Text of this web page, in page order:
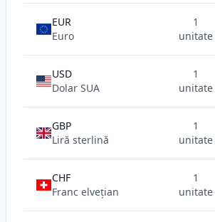
EUR
Euro
1
unitate
USD
Dolar SUA
1
unitate
GBP
Liră sterlină
1
unitate
CHF
Franc elvețian
1
unitate